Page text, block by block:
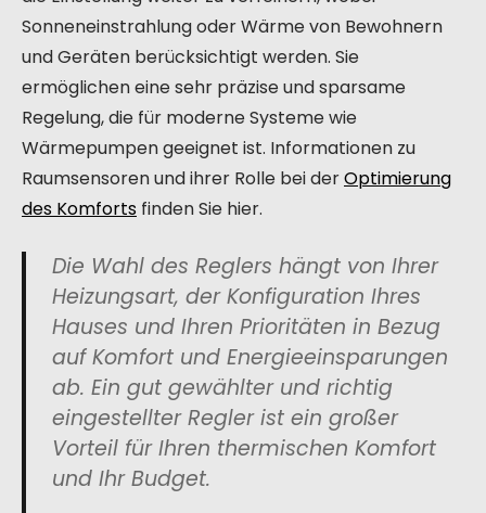
Sonneneinstrahlung oder Wärme von Bewohnern
und Geräten berücksichtigt werden. Sie
ermöglichen eine sehr präzise und sparsame
Regelung, die für moderne Systeme wie
Wärmepumpen geeignet ist. Informationen zu
Raumsensoren und ihrer Rolle bei derOptimierung
des Komforts finden Sie hier.
Die Wahl des Reglers hängt von Ihrer
Heizungsart, der Konfiguration Ihres
Hauses und Ihren Prioritäten in Bezug
auf Komfort und Energieeinsparungen
ab. Ein gut gewählter und richtig
eingestellter Regler ist ein großer
Vorteil für Ihren thermischen Komfort
und Ihr Budget.